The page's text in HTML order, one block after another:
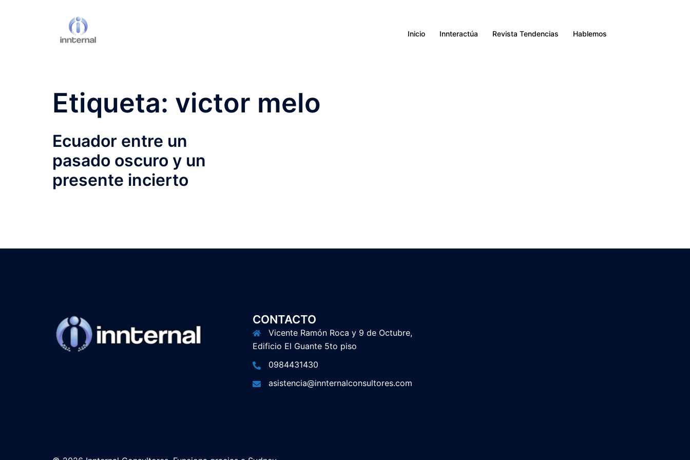
Inicio Innteractúa Revista Tendencias Hablemos
Etiqueta: victor melo
Ecuador entre un
pasado oscuro y un
presente incierto
CONTACTO
Vicente Ramón Roca y 9 de Octubre,
Edificio El Guante 5to piso
0984431430
asistencia@innternalconsultores.com